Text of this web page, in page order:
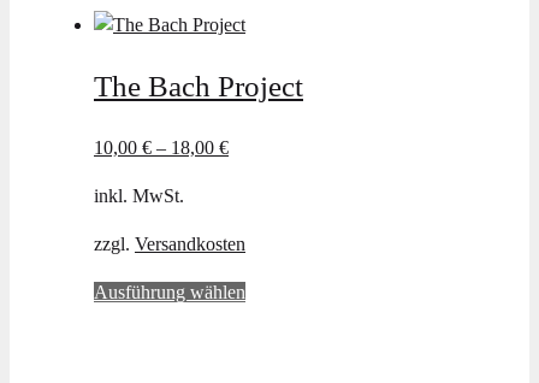
The Bach Project
10,00 € – 18,00 €
inkl. MwSt.
zzgl. Versandkosten
Ausführung wählen